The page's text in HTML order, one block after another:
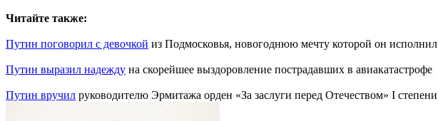
Читайте также:
Путин поговорил с девочкой из Подмосковья, новогоднюю мечту которой он исполнил
Путин выразил надежду на скорейшее выздоровление пострадавших в авиакатастрофе
Путин вручил руководителю Эрмитажа орден «За заслуги перед Отечеством» I степени